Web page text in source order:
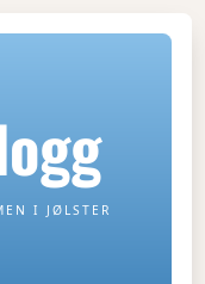
I JØLSTER